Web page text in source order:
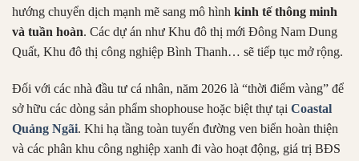
hướng chuyển dịch mạnh mẽ sang mô hình kinh tế thông minh
và tuần hoàn. Các dự án như Khu đô thị mới Đông Nam Dung
Quất, Khu đô thị công nghiệp Bình Thanh… sẽ tiếp tục mở rộng.
Đối với các nhà đầu tư cá nhân, năm 2026 là “thời điểm vàng” để
sở hữu các dòng sản phẩm shophouse hoặc biệt thự tại Coastal
Quảng Ngãi. Khi hạ tầng toàn tuyến đường ven biển hoàn thiện
và các phân khu công nghiệp xanh đi vào hoạt động, giá trị BĐS